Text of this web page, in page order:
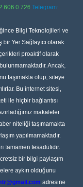
606 0 726 Telegram:
Bilgi Teknolojileri ve
bir Yer Sağlayıcı olarak
proaktif olarak
Ancak,
taşımakta olup, siteye
Bu internet sitesi,
ile hiçbir bağlantısı
makaleler
niteliği taşımamakta
yapılmamaktadır.
tamamen tesadüfidir.
bir bilgi paylaşım
aykırı olduğunu
adresine